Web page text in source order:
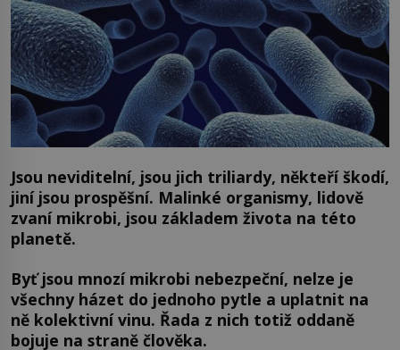
Jsou neviditelní, jsou jich triliardy, někteří škodí,
jiní jsou prospěšní. Malinké organismy, lidově
zvaní mikrobi, jsou základem života na této
planetě.
Byť jsou mnozí mikrobi nebezpeční, nelze je
všechny házet do jednoho pytle a uplatnit na
ně kolektivní vinu. Řada z nich totiž oddaně
bojuje na straně člověka.